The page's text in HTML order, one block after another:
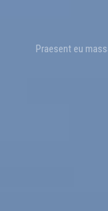
Praesent eu